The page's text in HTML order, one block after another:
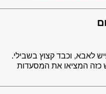
לאבא, וכבד קצוץ בשבילי.
כזה המציאו את המסעדות